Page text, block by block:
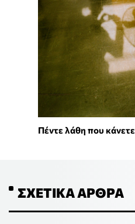
Πέντε λάθη που
ΣΧΕΤΙΚΆ ΆΡΘΡΑ